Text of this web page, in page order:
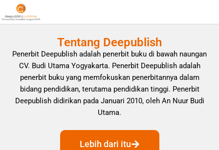
Tentang Deepublish
Penerbit Deepublish adalah penerbit buku di bawah naungan
CV. Budi Utama Yogyakarta. Penerbit Deepublish adalah
penerbit buku yang memfokuskan penerbitannya dalam
bidang pendidikan, terutama pendidikan tinggi. Penerbit
Deepublish didirikan pada Januari 2010, oleh An Nuur Budi
Utama.
Lebih dari itu